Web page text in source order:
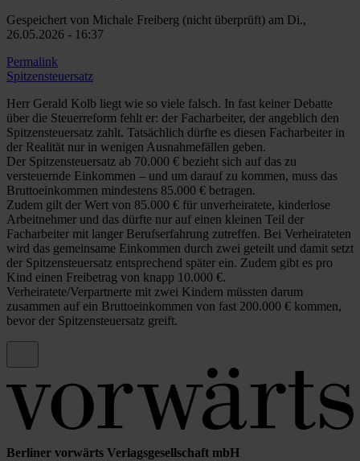
Gespeichert von Michale Freiberg (nicht überprüft) am Di.,
26.05.2026 - 16:37
Permalink
Spitzensteuersatz
Herr Gerald Kolb liegt wie so viele falsch. In fast keiner Debatte
über die Steuerreform fehlt er: der Facharbeiter, der angeblich den
Spitzensteuersatz zahlt. Tatsächlich dürfte es diesen Facharbeiter in
der Realität nur in wenigen Ausnahmefällen geben.
Der Spitzensteuersatz ab 70.000 € bezieht sich auf das zu
versteuernde Einkommen – und um darauf zu kommen, muss das
Bruttoeinkommen mindestens 85.000 € betragen.
Zudem gilt der Wert von 85.000 € für unverheiratete, kinderlose
Arbeitnehmer und das dürfte nur auf einen kleinen Teil der
Facharbeiter mit langer Berufserfahrung zutreffen. Bei Verheirateten
wird das gemeinsame Einkommen durch zwei geteilt und damit setzt
der Spitzensteuersatz entsprechend später ein. Zudem gibt es pro
Kind einen Freibetrag von knapp 10.000 €.
Verheiratete/Verpartnerte mit zwei Kindern müssten darum
zusammen auf ein Bruttoeinkommen von fast 200.000 € kommen,
bevor der Spitzensteuersatz greift.
Berliner vorwärts Verlagsgesellschaft mbH